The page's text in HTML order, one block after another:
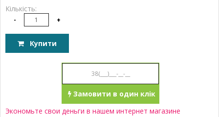
Кількість:
- +
Купити
Замовити в один клік
Экономьте свои деньги в нашем интернет магазине